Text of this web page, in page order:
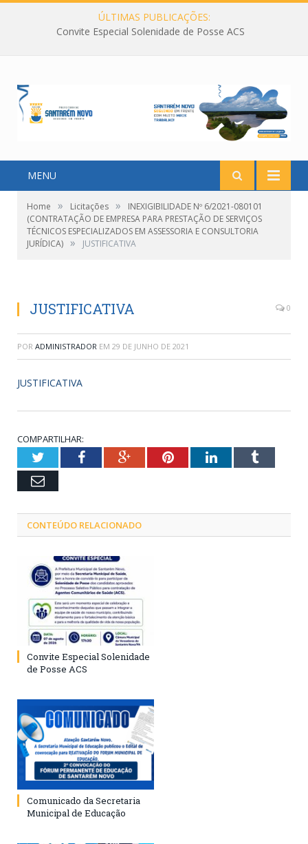
ÚLTIMAS PUBLICAÇÕES:
Convite Especial Solenidade de Posse ACS
MENU
Home » Licitações »
INEXIGIBILIDADE Nº 6/2021-080101
(CONTRATAÇÃO DE EMPRESA PARA PRESTAÇÃO DE SERVIÇOS
TÉCNICOS ESPECIALIZADOS EM ASSESSORIA E CONSULTORIA
JURÍDICA) » JUSTIFICATIVA
JUSTIFICATIVA 0
POR ADMINISTRADOR EM 29 DE JUNHO DE 2021
JUSTIFICATIVA
COMPARTILHAR:
TwitterFacebookGoogle+PinterestLinkedInTumblr
Email
CONTEÚDO RELACIONADO
Convite Especial Solenidade
de Posse ACS
Comunicado da Secretaria
Municipal de Educação